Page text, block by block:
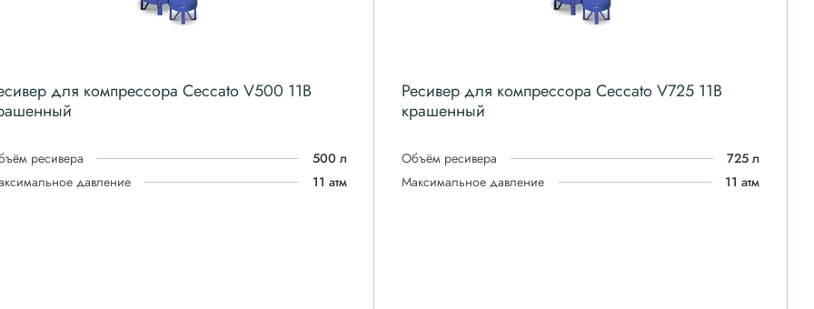
для компрессора Ceccato V500 11B
ресивера
500 л
давление
11 атм
Ресивер для компрессора Ceccato V725 11B
крашенный
Объём ресивера
725 л
Максимальное давление
11 атм